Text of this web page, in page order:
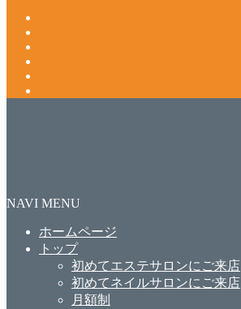
NAVI MENU
ホームページ
トップ
初めてエステサロンにご来店
初めてネイルサロンにご来店
月額制